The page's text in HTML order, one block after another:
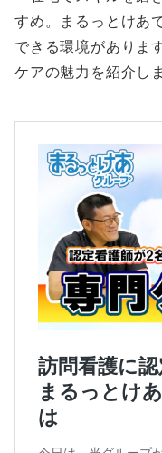
すめ。まるっとけあ
できる環境がありま
ケアの魅力を紹介し